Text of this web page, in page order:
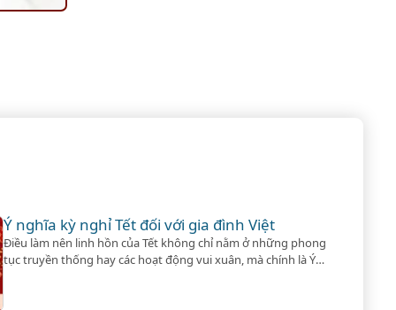
Ý nghĩa kỳ nghỉ Tết đối với gia đình Việt
Điều làm nên linh hồn của Tết không chỉ nằm ở những phong
tục truyền thống hay các hoạt động vui xuân, mà chính là Ý